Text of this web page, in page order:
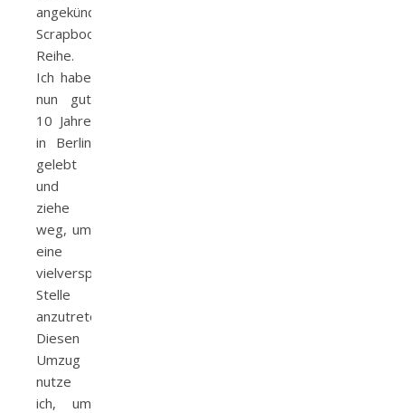
angekündigten
Scrapbook-
Reihe.
Ich habe
nun gut
10 Jahre
in Berlin
gelebt
und
ziehe
weg, um
eine
vielversprechende
Stelle
anzutreten.
Diesen
Umzug
nutze
ich, um